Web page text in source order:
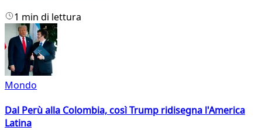
1 min di lettura
Mondo
Dal Perù alla Colombia, così Trump ridisegna l'America
Latina